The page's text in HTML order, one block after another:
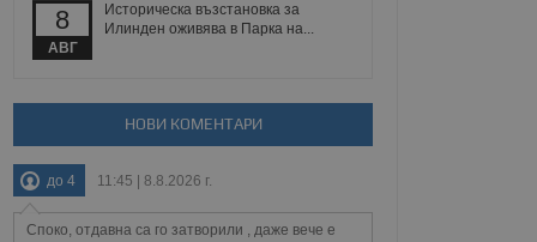
8
АВГ
Историческа възстановка за
Илинден оживява в Парка на...
НОВИ КОМЕНТАРИ
до 4 11:45 | 8.8.2026 г.
Споко, отдавна са го затворили , даже вече е
на сайта. Тя
с
на
на сайта.
взаимодействия
и потребителския
на прегледи на
тя може
новата или
на сайта. Тя
която е
в целия
на социалните
Описание